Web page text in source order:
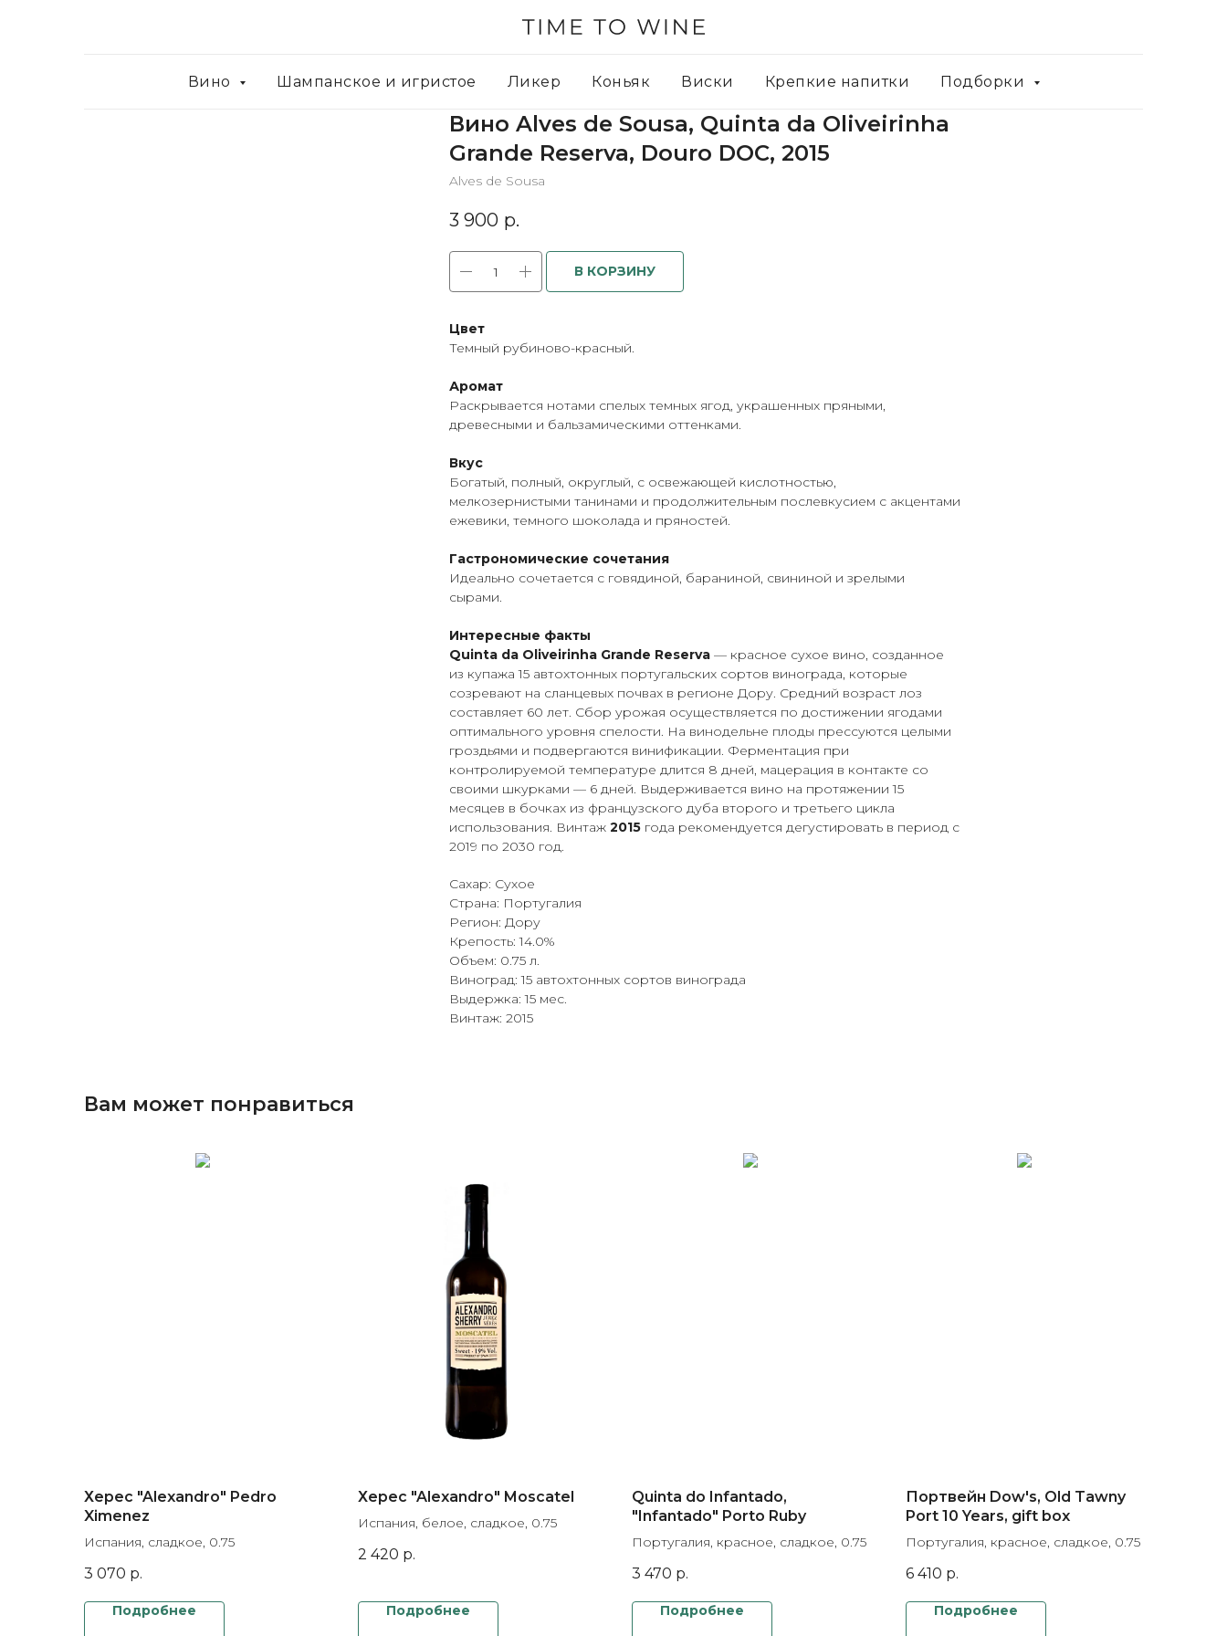
Вино Шампанское и игристое Ликер Коньяк Виски Крепкие напитки Подборки
Вино Alves de Sousa, Quinta da Oliveirinha
Grande Reserva, Douro DOC, 2015
Alves de Sousa
3 900 р.
В КОРЗИНУ
Цвет
Темный рубиново-красный.
Аромат
Раскрывается нотами спелых темных ягод, украшенных пряными,
древесными и бальзамическими оттенками.
Вкус
Богатый, полный, округлый, с освежающей кислотностью,
мелкозернистыми танинами и продолжительным послевкусием с акцентами
ежевики, темного шоколада и пряностей.
Гастрономические сочетания
Идеально сочетается с говядиной, бараниной, свининой и зрелыми
сырами.
Интересные факты
Quinta da Oliveirinha Grande Reserva — красное сухое вино, созданное
из купажа 15 автохтонных португальских сортов винограда, которые
созревают на сланцевых почвах в регионе Дору. Средний возраст лоз
составляет 60 лет. Сбор урожая осуществляется по достижении ягодами
оптимального уровня спелости. На винодельне плоды прессуются целыми
гроздьями и подвергаются винификации. Ферментация при
контролируемой температуре длится 8 дней, мацерация в контакте со
своими шкурками — 6 дней. Выдерживается вино на протяжении 15
месяцев в бочках из французского дуба второго и третьего цикла
использования. Винтаж 2015 года рекомендуется дегустировать в период с
2019 по 2030 год.
Сахар: Сухое
Страна: Португалия
Регион: Дору
Крепость: 14.0%
Объем: 0.75 л.
Виноград: 15 автохтонных сортов винограда
Выдержка: 15 мес.
Винтаж: 2015
Вам может понравиться
Херес "Alexandro" Pedro
Ximenez
Испания, сладкое, 0.75
3 070 р.
Подробнее
Херес "Alexandro" Moscatel
Испания, белое, сладкое, 0.75
2 420 р.
Подробнее
Quinta do Infantado,
"Infantado" Porto Ruby
Португалия, красное, сладкое, 0.75
3 470 р.
Подробнее
Портвейн Dow's, Old Tawny
Port 10 Years, gift box
Португалия, красное, сладкое, 0.75
6 410 р.
Подробнее